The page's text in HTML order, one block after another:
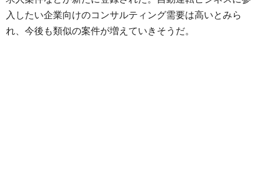
入したい企業向けのコンサルティング需要は高いとみら
れ、今後も類似の案件が増えていきそうだ。